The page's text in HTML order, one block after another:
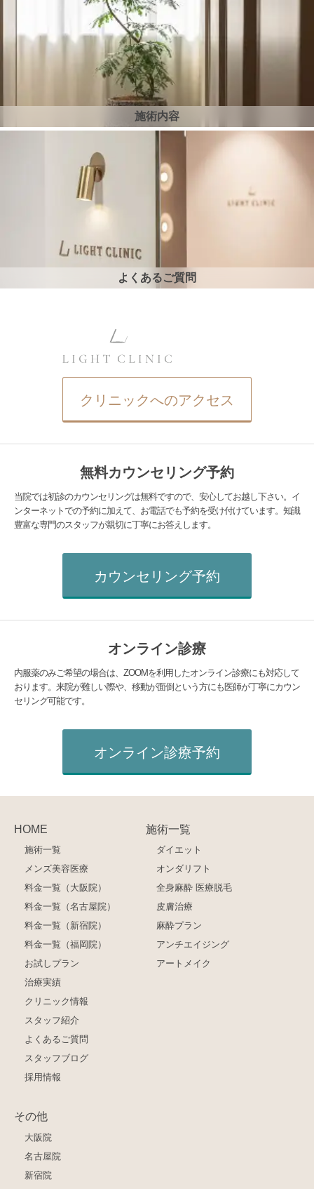
施術内容
よくあるご質問
クリニックへのアクセス
無料カウンセリング予約
当院では初診のカウンセリングは無料ですので、安心してお越し下さい。イ
ンターネットでの予約に加えて、お電話でも予約を受け付けています。知識
豊富な専門のスタッフが親切に丁寧にお答えします。
カウンセリング予約
オンライン診療
内服薬のみご希望の場合は、ZOOMを利用したオンライン診療にも対応して
おります。来院が難しい際や、移動が面倒という方にも医師が丁寧にカウン
セリング可能です。
オンライン診療予約
HOME
施術一覧
メンズ美容医療
料金一覧（大阪院）
料金一覧（名古屋院）
料金一覧（新宿院）
料金一覧（福岡院）
お試しプラン
治療実績
クリニック情報
スタッフ紹介
よくあるご質問
スタッフブログ
採用情報
施術一覧
ダイエット
オンダリフト
全身麻酔 医療脱毛
皮膚治療
麻酔プラン
アンチエイジング
アートメイク
その他
大阪院
名古屋院
新宿院